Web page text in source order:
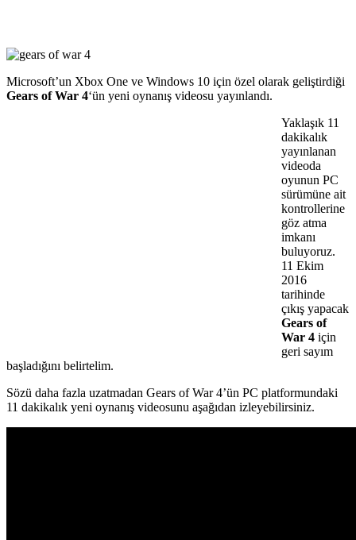
Microsoft’un Xbox One ve Windows 10 için özel olarak geliştirdiği
Gears of War 4‘ün yeni oynanış videosu yayınlandı.
Yaklaşık 11
dakikalık
yayınlanan
videoda
oyunun PC
sürümüne ait
kontrollerine
göz atma
imkanı
buluyoruz.
11 Ekim
2016
tarihinde
çıkış yapacak
Gears of
War 4 için
geri sayım
başladığını belirtelim.
Sözü daha fazla uzatmadan Gears of War 4’ün PC platformundaki
11 dakikalık yeni oynanış videosunu aşağıdan izleyebilirsiniz.